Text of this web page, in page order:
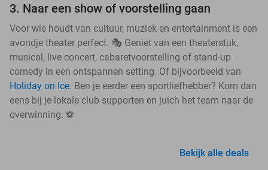
3. Naar een show of voorstelling gaan
Voor wie houdt van cultuur, muziek en entertainment is een
avondje theater perfect. 🎭 Geniet van een theaterstuk,
musical, live concert, cabaretvoorstelling of stand-up
comedy in een ontspannen setting. Of bijvoorbeeld van
Holiday on Ice. Ben je eerder een sportliefhebber? Kom dan
eens bij je lokale club supporten en juich het team naar de
overwinning. ⚽
Bekijk alle deals